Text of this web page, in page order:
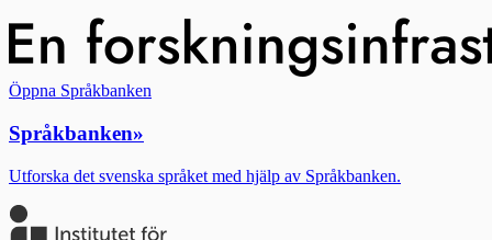
Öppna Språkbanken
Språkbanken»
Utforska det svenska språket med hjälp av Språkbanken.